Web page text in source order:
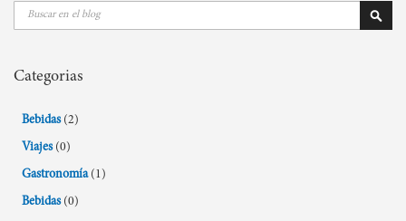
Buscar
Categorias
Bebidas (2)
Viajes (0)
Gastronomía (1)
Bebidas (0)